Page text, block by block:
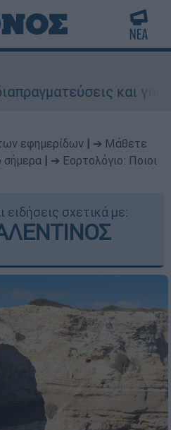
και γιατί
εφημερίδων
➔ Μάθετε
σήμερα
➔ Εορτολόγιο: Ποιοι
ειδήσεις σχετικά με: